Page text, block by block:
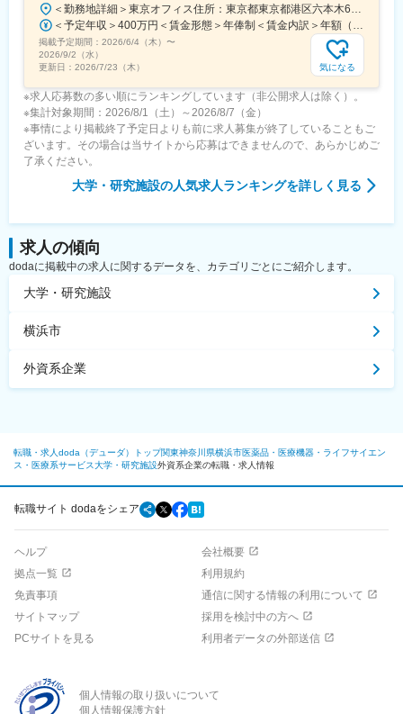
＜勤務地詳細＞東京オフィス住所：東京都東京都港区六本木6-15-1 勤務地最寄駅：東京メトロ 日比谷線／六本木駅受動喫煙対策：屋内全面禁煙変更の範囲：会社の定める事業所
＜予定年収＞400万円＜賃金形態＞年俸制＜賃金内訳＞年額（基本給）：3,108,920円固定残業手当/月：74,490円（固定残業時間40時間0分/月）超過した時間外労働の残業手当は追加支給＜月額＞333,566円（12分割）（一律手当を含む）＜昇給有無＞有＜残業手当＞有＜給与補足＞※固定残業代制、超過分別途支給賃金はあくまでも目安の金額であり、選考を通じて上下する可能性があります。月給(月額)は固定手当を含めた表記です。
掲載予定期間： 2026/6/4（木） 〜
2026/9/2（水）
更新日： 2026/7/23（木） 気になる
※求人応募数の多い順にランキングしています（非公開求人は除く）。
※集計対象期間：2026/8/1（土）～2026/8/7（金）
※事情により掲載終了予定日よりも前に求人募集が終了していることもご
ざいます。その場合は当サイトから応募はできませんので、あらかじめご
了承ください。
大学・研究施設の人気求人ランキングを詳しく見る
求人の傾向
dodaに掲載中の求人に関するデータを、カテゴリごとにご紹介します。
大学・研究施設
横浜市
外資系企業
転職・求人doda（デューダ）トップ関東神奈川県横浜市医薬品・医療機器・ライフサイエン
ス・医療系サービス大学・研究施設外資系企業の転職・求人情報
転職サイト dodaをシェア
ヘルプ
会社概要
拠点一覧
利用規約
免責事項
通信に関する情報の利用について
サイトマップ
採用を検討中の方へ
PCサイトを見る
利用者データの外部送信
個人情報の取り扱いについて
個人情報保護方針